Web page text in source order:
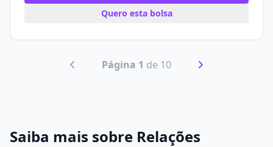
Quero esta bolsa
Página 1 de 10
Saiba mais sobre Relações